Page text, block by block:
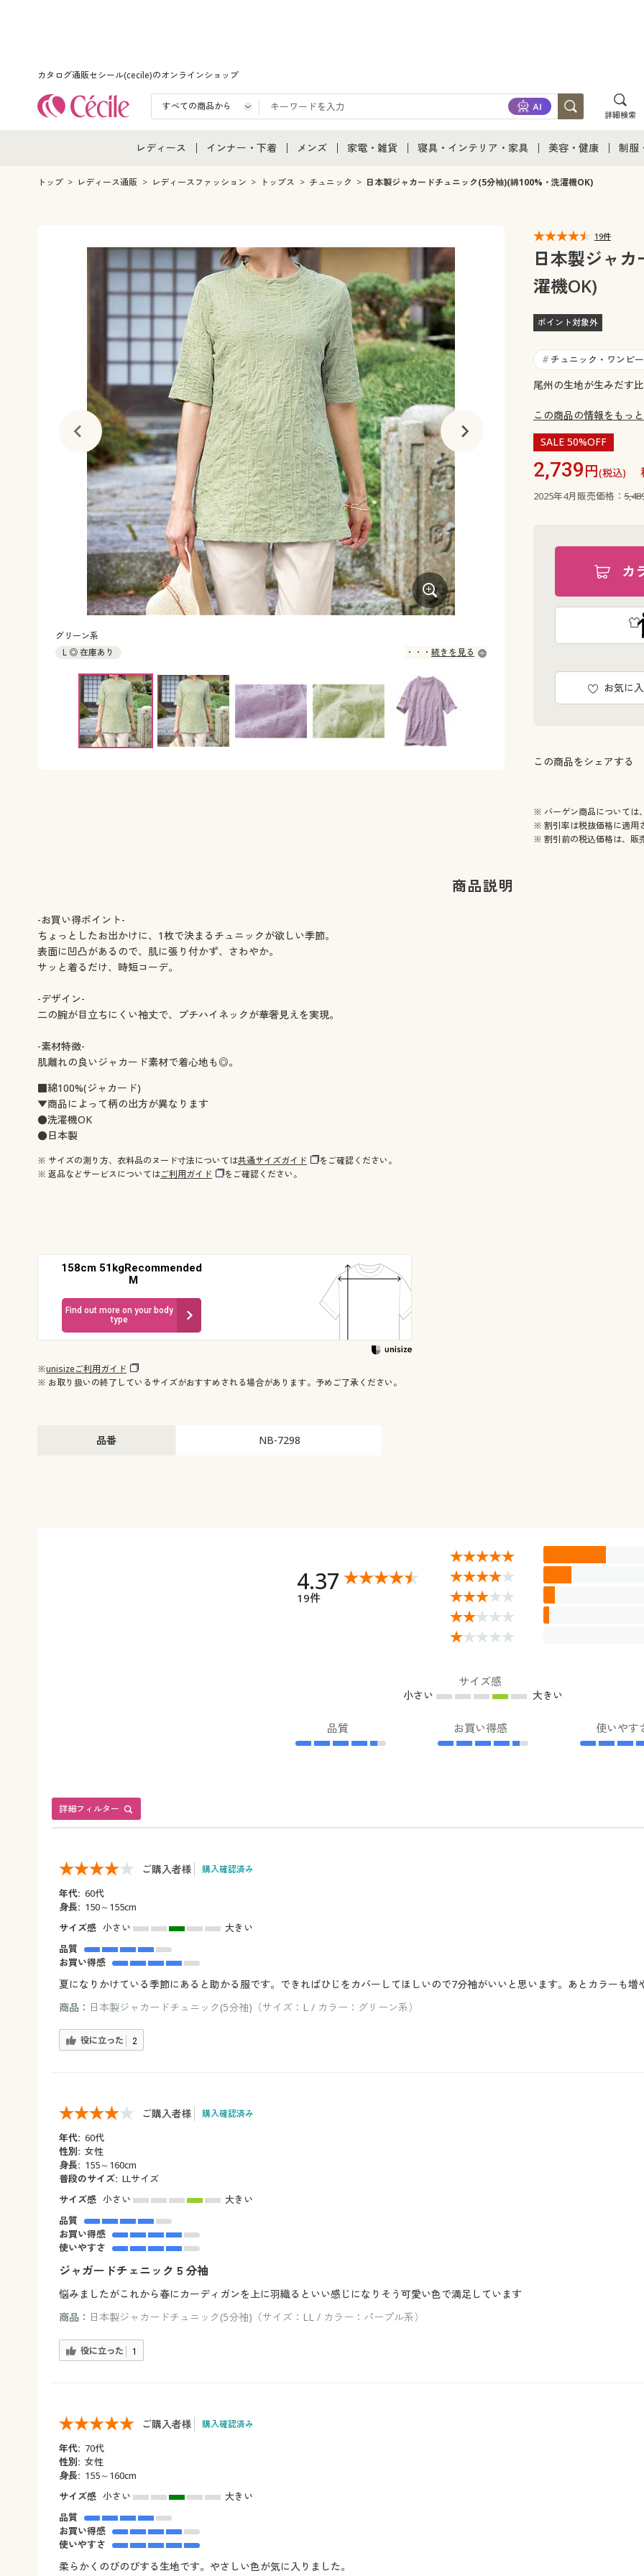
カタログ通販セシール(cecile)のオンラインショップ
詳細検索
レディース
レディース通販すべて
女性下着
インナー・下着
インナー・下着通販すべて
メンズ下着
ジュニア・ティーンズ下着
メンズ
メンズ通販すべて
メンズ下着
家電・雑貨
家電・雑貨すべて
キッチン・雑貨・日用品
寝具・インテリア・家具
寝具・インテリア・家具通販すべて
寝具・ベッド
カーテン・ラグ・ファブリック
美容・健康
美容・健康通販すべて
制服
ジ
トップ レディース通販 レディースファッション トップス チュニック 日本製ジャカードチュニック(5分袖)(綿100%・洗濯機OK)
グリーン系
L ◎ 在庫あり
続きを見る
19件
日本製ジャ
濯機OK)
ポイント対象外
# チュニック・ワンピ
尾州の生地が生みだす
この商品の情報をもっ
SALE 50%OFF
2,739円(税込)
2025年4月販売価格：
カ
お気に
この商品をシェアする
※ バーゲン商品については
※ 割引率は税抜価格に適用
※ 割引前の税込価格は、販
商品説明
-お買い得ポイント-
ちょっとしたお出かけに、1枚で決まるチュニックが欲しい季節。
表面に凹凸があるので、肌に張り付かず、さわやか。
サッと着るだけ、時短コーデ。
-デザイン-
二の腕が目立ちにくい袖丈で、プチハイネックが華奢見えを実現。
-素材特徴-
肌離れの良いジャカード素材で着心地も◎。
■綿100%(ジャカード)
▼商品によって柄の出方が異なります
●洗濯機OK
●日本製
※ サイズの測り方、衣料品のヌード寸法については共通サイズガイド
をご確認ください。
※ 返品などサービスについてはご利用ガイド をご確認ください。
158cm 51kgRecommended
M
Find out more on your body
type
※unisizeご利用ガイド
※ お取り扱いの終了しているサイズがおすすめされる場合があります。予めご了承ください。
品番 NB-7298
4.37
19件
サイズ感
小さい 大きい
品質 お買い得感 使いやす
詳細フィルター
ご購入者様 購入確認済み
年代: 60代
身長: 150～155cm
サイズ感 小さい
大きい
品質
お買い得感
夏になりかけている季節にあると助かる服です。できればひじをカバーしてほしいので7分袖がいいと思います。あとカラーも増
商品： 日本製ジャカードチュニック(5分袖)（サイズ：L / カラー：グリーン系）
役に立った 2
ご購入者様 購入確認済み
年代: 60代
性別: 女性
身長: 155～160cm
普段のサイズ: LLサイズ
サイズ感 小さい
大きい
品質
お買い得感
使いやすさ
ジャガードチェニック５分袖
悩みましたがこれから春にカーディガンを上に羽織るといい感じになりそう可愛い色で満足しています
商品： 日本製ジャカードチュニック(5分袖)（サイズ：LL / カラー：パープル系）
役に立った 1
ご購入者様 購入確認済み
年代: 70代
性別: 女性
身長: 155～160cm
サイズ感 小さい
大きい
品質
お買い得感
使いやすさ
柔らかくのびのびする生地です。やさしい色が気に入りました。